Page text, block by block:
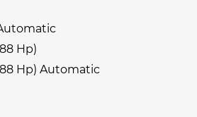
Hp)
Hp) Automatic